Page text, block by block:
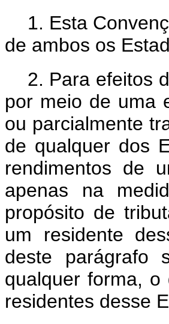
1. Esta
de ambos os
2. Para efeitos
por meio de uma
ou parcialmente
de qualquer dos
rendimentos de
apenas na
propósito de
um residente
deste parágrafo
qualquer forma,
residentes desse